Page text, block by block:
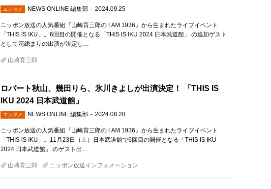
エンタメ NEWS ONLINE 編集部 2024.09.25
ニッポン放送の人気番組『山崎育三郎の I AM 1936』から生まれたライブイベント
「THIS IS IKU」。6回目の開催となる「THIS IS IKU 2024 日本武道館」 の追加ゲスト
として花總まりの出演が決定し…
山崎育三郎
ロバート秋山、幾田りら、氷川きよしが出演決定！ 「THIS IS
IKU 2024 日本武道館」
エンタメ NEWS ONLINE 編集部 2024.08.20
ニッポン放送の人気番組『山崎育三郎の I AM 1936』から生まれたライブイベント
「THIS IS IKU」。11月23日（土）日本武道館で6回目の開催となる「THIS IS IKU
2024 日本武道館」 のゲスト出…
山崎育三郎 ニッポン放送インフォメーション